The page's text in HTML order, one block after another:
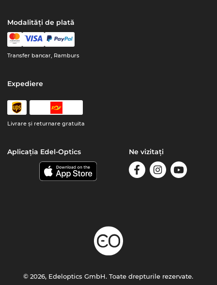
Modalități de plată
Transfer bancar, Ramburs
Expediere
Livrare şi returnare gratuita
Aplicația Edel-Optics Ne vizitați
© 2026, Edeloptics GmbH. Toate drepturile rezervate.